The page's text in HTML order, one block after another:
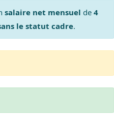
salaire net mensuel de 4
le statut cadre.